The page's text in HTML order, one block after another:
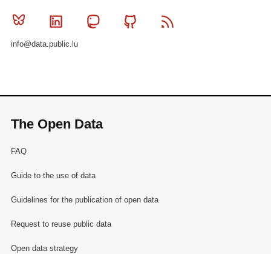
Bluesky Linkedin MastodonGithub
info@data.public.lu
The Open Data
FAQ
Guide to the use of data
Guidelines for the publication of open data
Request to reuse public data
Open data strategy